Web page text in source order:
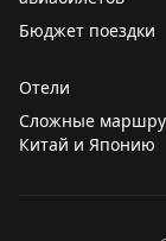
Бюджет поездки
Отели
Сложные
Китай и Японию